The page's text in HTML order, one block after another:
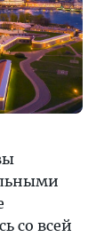
со всей